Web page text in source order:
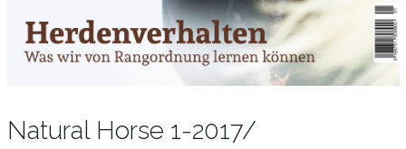
Natural Horse 1-2017/